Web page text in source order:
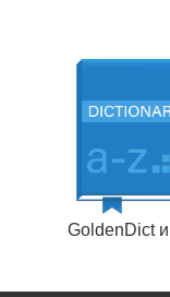
GoldenDict